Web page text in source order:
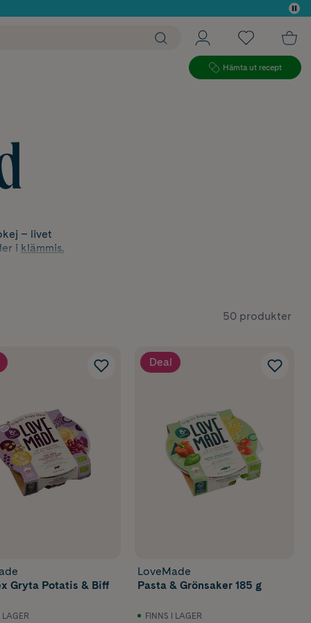
Hämta ut recept
– livet
i klämmis.
50 produkter
Gryta Potatis & Biff
LAGER
Deal
LoveMade
Pasta & Grönsaker 185 g
FINNS I LAGER